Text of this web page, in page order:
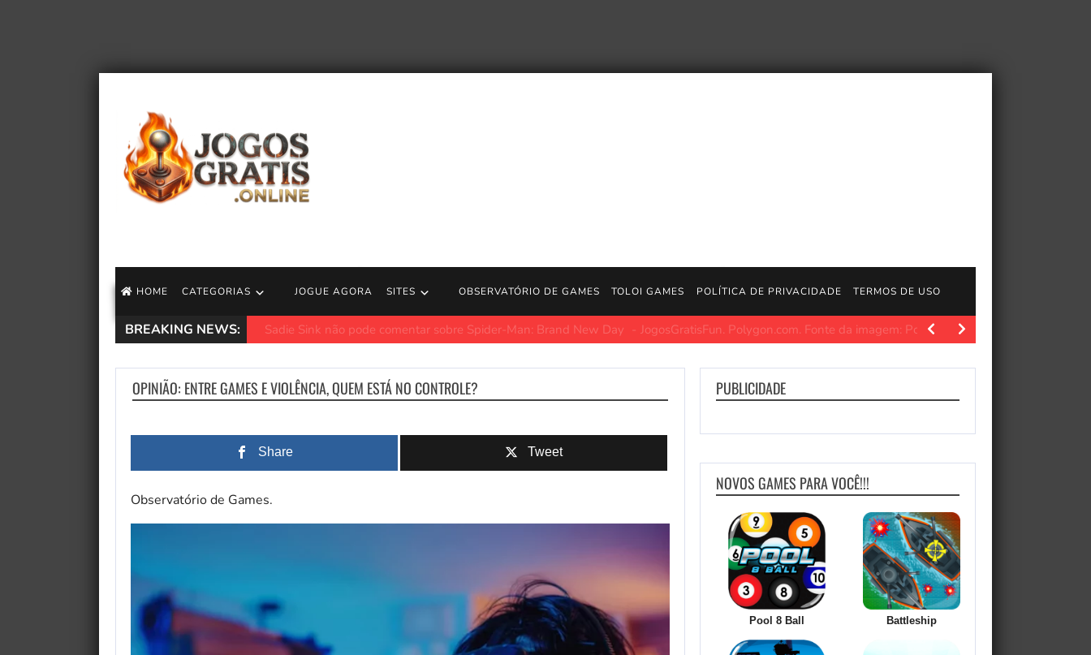
HOME CATEGORIAS JOGUE AGORA SITES OBSERVATÓRIO DE GAMES TOLOI GAMES POLÍTICA DE PRIVACIDADE TERMOS DE USO
BREAKING NEWS: CEO da Take-Two defende preço de US$ 80 de GTA 6: será um negócio incrível JogosGratisFun. PCGamer latest. Fonte da imagem: Pcgamer Após
OPINIÃO: ENTRE GAMES E VIOLÊNCIA, QUEM ESTÁ NO CONTROLE?
Share Tweet
Observatório de Games.
PUBLICIDADE
NOVOS GAMES PARA VOCÊ!!!
Pool 8 Ball Battleship